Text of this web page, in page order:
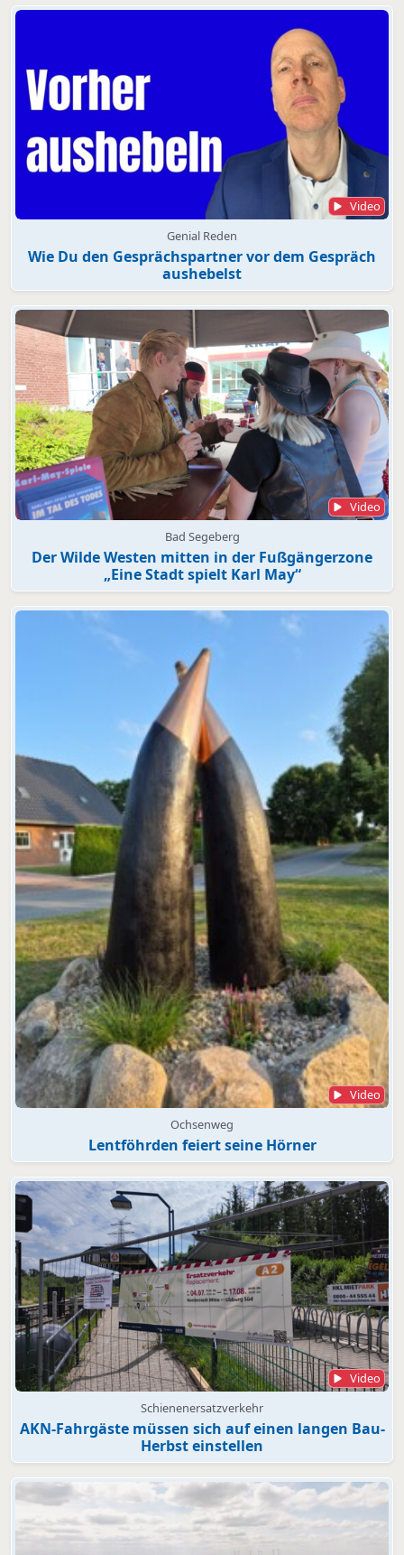
Video
Genial Reden
Wie Du den Gesprächspartner vor dem Gespräch
aushebelst
Video
Bad Segeberg
Der Wilde Westen mitten in der Fußgängerzone
„Eine Stadt spielt Karl May“
Video
Ochsenweg
Lentföhrden feiert seine Hörner
Video
Schienenersatzverkehr
AKN-Fahrgäste müssen sich auf einen langen Bau-
Herbst einstellen